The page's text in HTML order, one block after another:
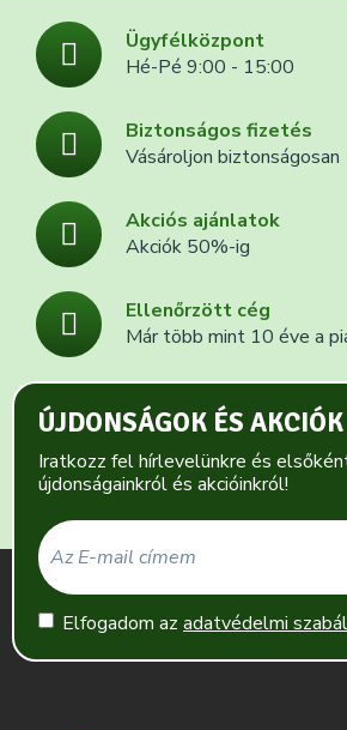
Ügyfélközpont
Hé-Pé 9:00 - 15:00
Biztonságos fizetés
Vásároljon biztonságosan
Akciós ajánlatok
Akciók 50%-ig
Ellenőrzött cég
Már több mint 10 éve a
ÚJDONSÁGOK ÉS
Iratkozz fel hírlevelünkre és
újdonságainkról és akcióinkról!
Elfogadom az adatvédelmi